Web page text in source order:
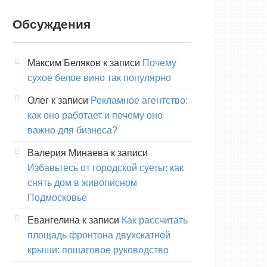
Обсуждения
Максим Беляков к записи Почему
сухое белое вино так популярно
Олег к записи Рекламное агентство:
как оно работает и почему оно
важно для бизнеса?
Валерия Минаева к записи
Избавьтесь от городской суеты: как
снять дом в живописном
Подмосковье
Евангелина к записи Как рассчитать
площадь фронтона двухскатной
крыши: пошаговое руководство